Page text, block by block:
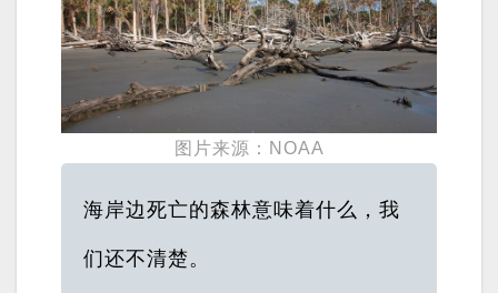
图片来源：NOAA
海岸边死亡的森林意味着什么，我
们还不清楚。